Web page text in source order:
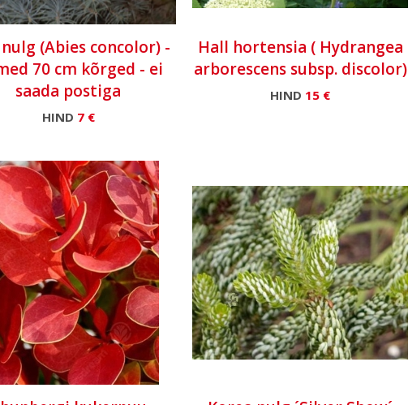
(Abies concolor) -
70 cm kõrged - ei
saada postiga
HIND 7 €
Hall hortensia ( Hydrangea
arborescens subsp. discolor)
HIND 15 €